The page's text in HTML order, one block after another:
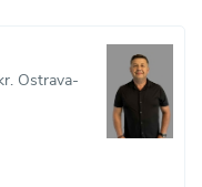
Ostrava-